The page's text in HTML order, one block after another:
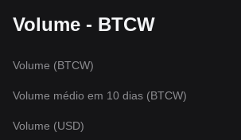
Volume - BTCW
Volume (BTCW)
Volume médio em 10 dias (BTCW)
Volume (USD)